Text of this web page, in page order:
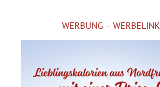
WERBUNG – WERBELINK